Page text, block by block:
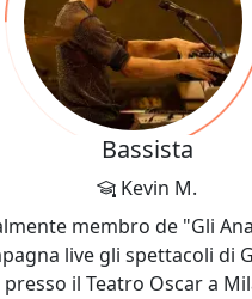
Bassista
Kevin M.
membro de "Gli
live gli spettacoli di
presso il Teatro Oscar a